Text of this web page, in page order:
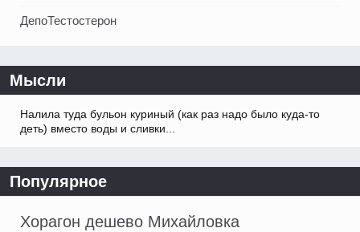
ДепоТестостерон
Мысли
Налила туда бульон куриный (как раз надо было куда-то
деть) вместо воды и сливки...
Популярное
Хорагон дешево Михайловка